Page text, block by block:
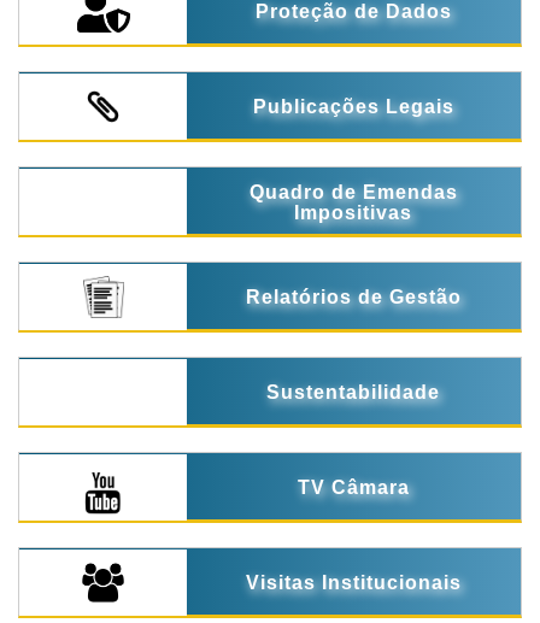
Proteção de Dados
Publicações Legais
Quadro de Emendas
Impositivas
Relatórios de Gestão
Sustentabilidade
TV Câmara
Visitas Institucionais